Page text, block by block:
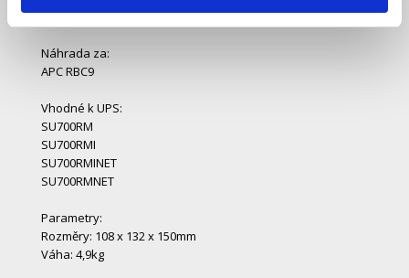
APC určená pro UPS.
Náhrada za:
APC RBC9
Vhodné k UPS:
SU700RM
SU700RMI
SU700RMINET
SU700RMNET
Parametry:
Rozměry: 108 x 132 x 150mm
Váha: 4,9kg